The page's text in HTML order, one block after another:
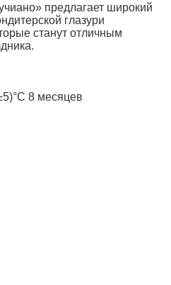
предлагает широкий
глазури
станут отличным
8 месяцев